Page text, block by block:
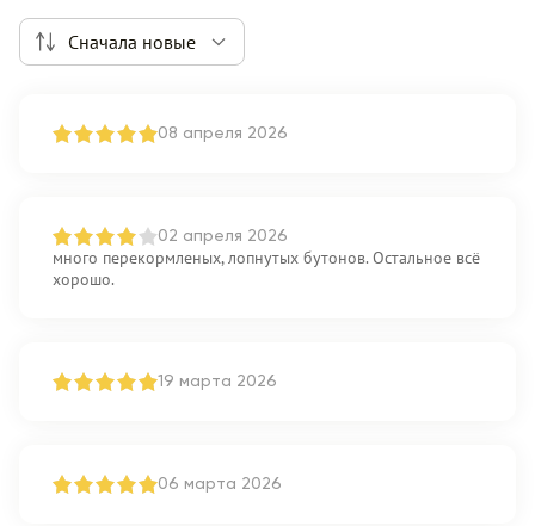
Сначала новые
08 апреля 2026
02 апреля 2026
много перекормленых, лопнутых бутонов. Остальное всё
хорошо.
19 марта 2026
06 марта 2026